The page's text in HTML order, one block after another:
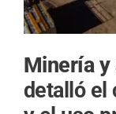
Minería
detalló el